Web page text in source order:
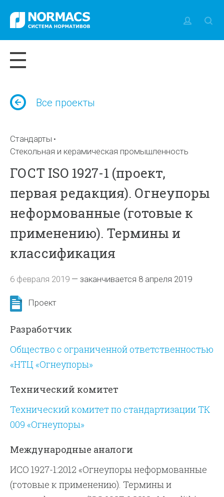
Все проекты
Стандарты
Стекольная и керамическая промышленность
ГОСТ ISO 1927-1 (проект,
первая редакция). Огнеупоры
неформованные (готовые к
применению). Термины и
классификация
6 февраля 2019 —заканчивается 8 апреля 2019
Проект
Разработчик
Общество с ограниченной ответственностью
«НТЦ «Огнеупоры»
Технический комитет
Технический комитет по стандартизации ТК
009 «Огнеупоры»
Международные аналоги
ИСО 1927-1:2012 «Огнеупоры неформованные
(готовые к применению). Термины и